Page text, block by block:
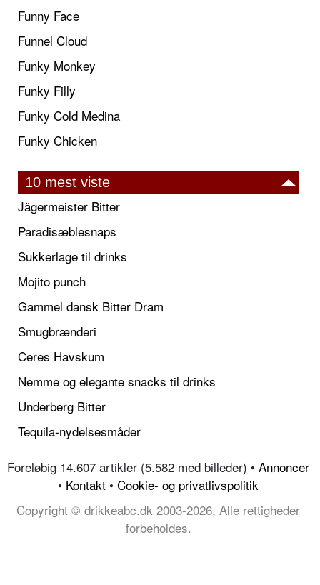
Funny Face
Funnel Cloud
Funky Monkey
Funky Filly
Funky Cold Medina
Funky Chicken
10 mest viste
Jägermeister Bitter
Paradisæblesnaps
Sukkerlage til drinks
Mojito punch
Gammel dansk Bitter Dram
Smugbrænderi
Ceres Havskum
Nemme og elegante snacks til drinks
Underberg Bitter
Tequila-nydelsesmåder
Foreløbig 14.607 artikler (5.582 med billeder) • Annoncer
• Kontakt • Cookie- og privatlivspolitik
Copyright © drikkeabc.dk 2003-2026, Alle rettigheder
forbeholdes.